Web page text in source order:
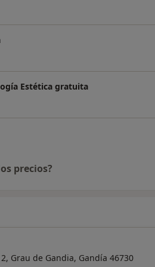
Estética gratuita
precios?
Grau de Gandia, Gandía 46730